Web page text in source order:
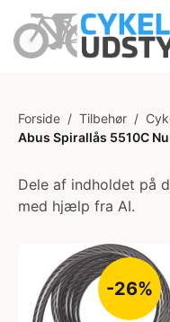
Forside / Tilbehør /
Abus Spirallås 5510C
Dele af indholdet på
med hjælp fra AI.
-26%